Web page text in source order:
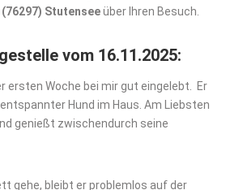
(76297) Stutenseeüber Ihren Besuch.
vom 16.11.2025:
ersten Woche bei mir gut eingelebt. Er
Hund im Haus. Am Liebsten
genießt zwischendurch seine
gehe, bleibt er problemlos auf der